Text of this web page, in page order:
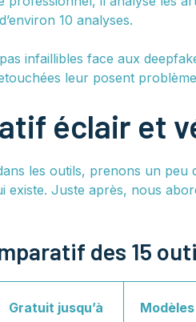
10 analyses.
infaillibles face aux
leur posent
éclair et
les outils, prenons un
existe. Juste après, nous
des 15
Gratuit jusqu’à